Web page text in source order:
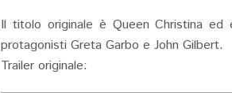
Il titolo originale è Queen Christina
protagonisti Greta Garbo e John Gilbert.
Trailer originale: